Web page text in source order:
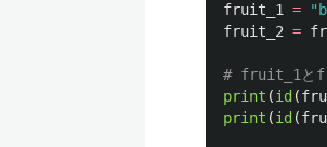
fruit_1 = "
fruit_2 =
print (id (
print (id (